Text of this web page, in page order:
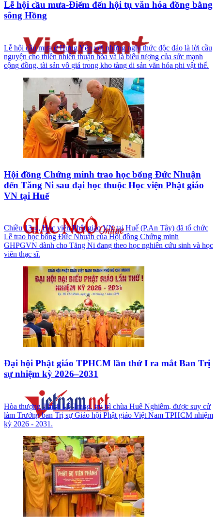
Lễ hội cầu mưa-Điểm đến hội tụ văn hóa đồng bằng
sông Hồng
Lễ hội cầu mưa ở Hưng Yên với những nghi thức độc đáo là lời cầu
nguyện cho thiên nhiên thuận hòa và là biểu tượng của sức mạnh
cộng đồng, tài sản vô giá trong kho tàng di sản văn hóa phi vật thể.
Hội đồng Chứng minh trao học bổng Đức Nhuận
đến Tăng Ni sau đại học thuộc Học viện Phật giáo
VN tại Huế
Chiều 13-4, Học viện Phật giáo VN tại Huế (P.An Tây) đã tổ chức
Lễ trao học bổng Đức Nhuận của Hội đồng Chứng minh
GHPGVN dành cho Tăng Ni đang theo học nghiên cứu sinh và học
viên thạc sĩ.
Đại hội Phật giáo TPHCM lần thứ I ra mắt Ban Trị
sự nhiệm kỳ 2026–2031
Hòa thượng Thích Lệ Trang, trụ trì chùa Huê Nghiêm, được suy cử
làm Trưởng ban Trị sự Giáo hội Phật giáo Việt Nam TPHCM nhiệm
kỳ 2026 - 2031.